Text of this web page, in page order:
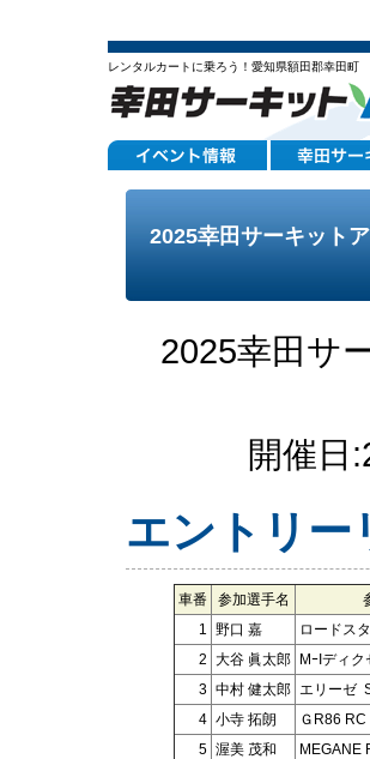
レンタルカートに乗ろう！愛知県額田郡幸田町
2025幸田サーキット
2025幸田サ
開催
エントリー
車番 参加選手名
1 野口 嘉 ロードス
2 大谷 眞太郎 MｰIディ
3 中村 健太郎 エリーゼ
4 小寺 拓朗 ＧR86 RC
5 渥美 茂和 MEGANE